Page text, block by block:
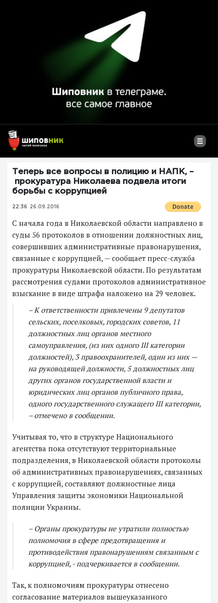
Теперь все вопросы в полицию и НАПК, –
прокуратура Николаева подвела итоги
борьбы с коррупцией
22:36 26.09.2016
С начала года в Николаевской области направлено в
суды 56 протоколов в отношении должностных лиц,
совершивших административные правонарушения,
связанные с коррупцией, — сообщает пресс-служба
прокуратуры Николаевской области. По результатам
рассмотрения судами протоколов административное
взыскание в виде штрафа наложено на 29 человек.
– К ответственности привлечены 9 депутатов
сельских, поселковых, городских советов, 11
должностных лиц органов местного
самоуправления, (из них одного III категории
должностей), 3 правоохранителей, один из них —
на руководящей должности, 5 должностных лиц
других органов государственной власти и
юридических лиц органов публичного права,
одного государственного служащего III категории,
– отмечено в сообщении.
Учитывая то, что в структуре Национального
агентства пока отсутствуют территориальные
подразделения, в Николаевской области протоколы
об административных правонарушениях, связанных
с коррупцией, составляют должностные лица
Управления защиты экономики Национальной
полиции Украины.
– Органы прокуратуры не утратили полностью
полномочия в сфере предотвращения и
противодействия правонарушениям связанным с
коррупцией, - подчеркивается в сообщении.
Так, к полномочиям прокуратуры отнесено
согласование материалов вышеуказанного